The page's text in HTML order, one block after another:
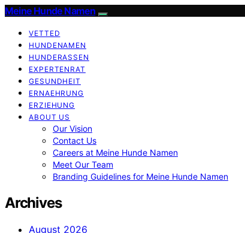
Meine Hunde Namen
VETTED
HUNDENAMEN
HUNDERASSEN
EXPERTENRAT
GESUNDHEIT
ERNAEHRUNG
ERZIEHUNG
ABOUT US
Our Vision
Contact Us
Careers at Meine Hunde Namen
Meet Our Team
Branding Guidelines for Meine Hunde Namen
Archives
August 2026